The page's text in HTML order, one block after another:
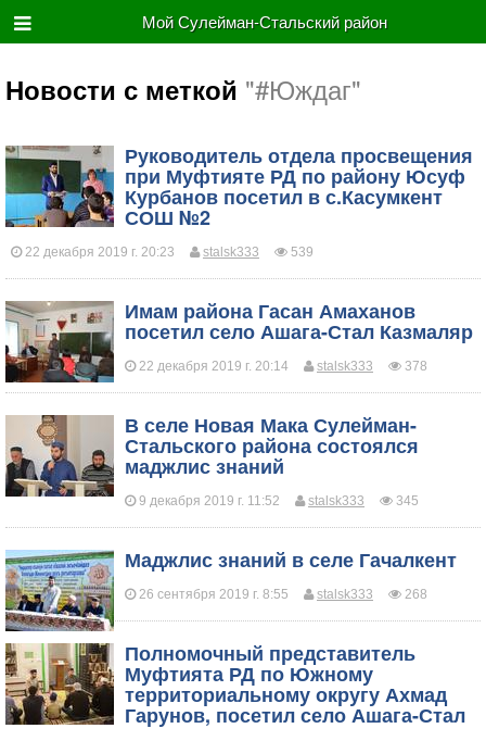
Мой Сулейман-Стальский район
Новости с меткой "#Юждаг"
Руководитель отдела просвещения
при Муфтияте РД по району Юсуф
Курбанов посетил в с.Касумкент
СОШ №2
22 декабря 2019 г. 20:23 stalsk333 539
​Имам района Гасан Амаханов
посетил село Ашага-Стал Казмаляр
22 декабря 2019 г. 20:14 stalsk333 378
​В селе Новая Мака Сулейман-
Стальского района состоялся
маджлис знаний
9 декабря 2019 г. 11:52 stalsk333 345
Маджлис знаний в селе Гачалкент
26 сентября 2019 г. 8:55 stalsk333 268
Полномочный представитель
Муфтията РД по Южному
территориальному округу Ахмад
Гарунов, посетил село Ашага-Стал